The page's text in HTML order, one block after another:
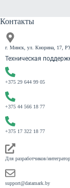
Контакты
г. Минск, ул. Кнорина, 17,
Техническая
+375 29 644 99 05
+375 44 566 18 77
+375 17 322 18 77
Для разработчиков/
support@datamark.by